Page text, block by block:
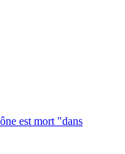
est mort "dans